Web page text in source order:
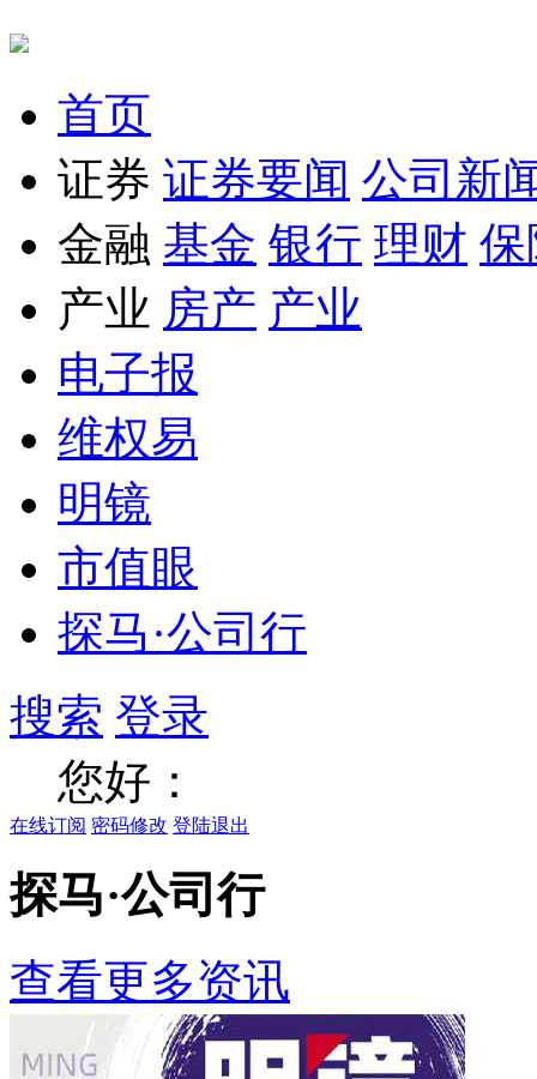
首页
证券 证券要闻 公司新
金融 基金 银行 理财 保
产业 房产 产业
电子报
维权易
明镜
市值眼
探马·公司行
搜索 登录
您好：
在线订阅 密码修改 登陆退出
探马·公司行
查看更多资讯